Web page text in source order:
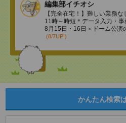
編集部イチオシ
【完全在宅！】難しい業務
11時～時短＊データ入力・事
8月15日・16日＞ドーム公演
(8/7UP!)
かんたん検索